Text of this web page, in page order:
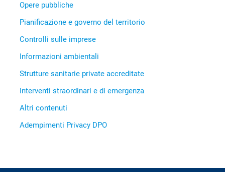
Opere pubbliche
Pianificazione e governo del territorio
Controlli sulle imprese
Informazioni ambientali
Strutture sanitarie private accreditate
Interventi straordinari e di emergenza
Altri contenuti
Adempimenti Privacy DPO